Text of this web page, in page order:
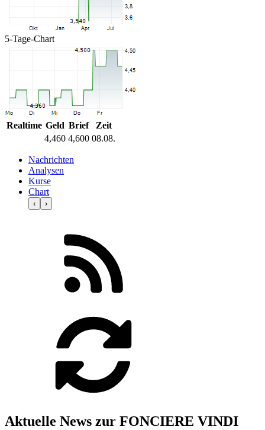
5-Tage-Chart
Realtime Geld Brief
Zeit
4,460 4,600 08.08.
Nachrichten
Analysen
Kurse
Chart
‹ ›
Aktuelle News zur FONCIERE VINDI